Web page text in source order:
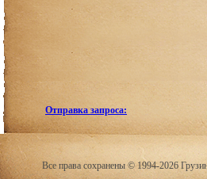
Отправка запроса:
Все права сохранены © 1994-2026